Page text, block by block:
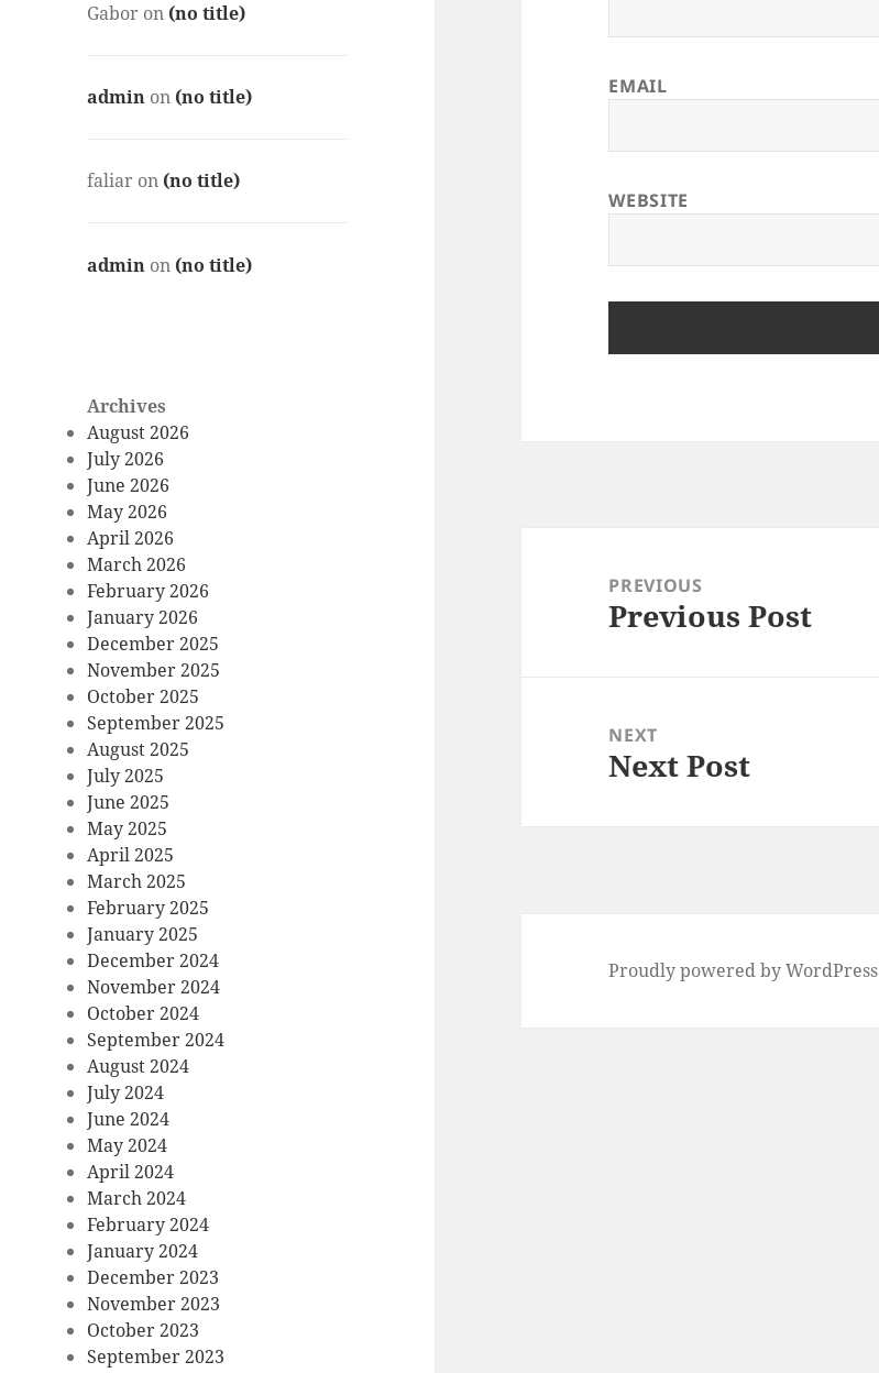
Gabor on (no title)
admin on (no title)
faliar on (no title)
admin on (no title)
Archives
August 2026
July 2026
June 2026
May 2026
April 2026
March 2026
February 2026
January 2026
December 2025
November 2025
October 2025
September 2025
August 2025
July 2025
June 2025
May 2025
April 2025
March 2025
February 2025
January 2025
December 2024
November 2024
October 2024
September 2024
August 2024
July 2024
June 2024
May 2024
April 2024
March 2024
February 2024
January 2024
December 2023
November 2023
October 2023
September 2023
EMAIL
WEBSITE
navigationPREVIOUS
Previous
Previous Post
NEXT
Next
Next Post
Proudly powered by WordPress